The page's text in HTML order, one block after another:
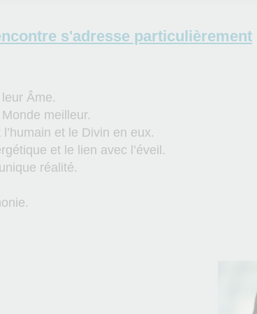
s'adresse particulièrement
Âme.
meilleur.
et le Divin en eux.
et le lien avec l’éveil.
réalité.